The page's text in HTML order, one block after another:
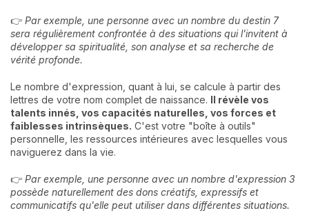
👉 Par exemple, une personne avec un nombre du destin 7
sera régulièrement confrontée à des situations qui l'invitent à
développer sa spiritualité, son analyse et sa recherche de
vérité profonde.
Le nombre d'expression, quant à lui, se calcule à partir des
lettres de votre nom complet de naissance. Il révèle vos
talents innés, vos capacités naturelles, vos forces et
faiblesses intrinsèques. C'est votre "boîte à outils"
personnelle, les ressources intérieures avec lesquelles vous
naviguerez dans la vie.
👉 Par exemple, une personne avec un nombre d'expression 3
possède naturellement des dons créatifs, expressifs et
communicatifs qu'elle peut utiliser dans différentes situations.